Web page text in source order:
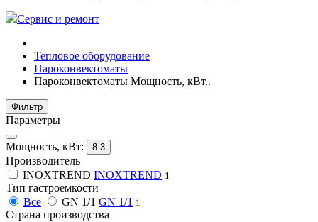
Сервис и ремонт
Тепловое оборудование
Пароконвектоматы
Пароконвектоматы Мощность, кВт..
Фильтр
Параметры
Мощность, кВт: 8.3
Производитель
INOXTREND INOXTREND 1
Тип гастроемкости
Все
GN 1/1 GN 1/1 1
Страна производства